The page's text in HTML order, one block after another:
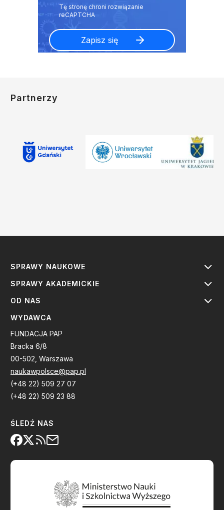
Partnerzy
SPRAWY NAUKOWE
SPRAWY AKADEMICKIE
OD NAS
WYDAWCA
FUNDACJA PAP
Bracka 6/8
00-502, Warszawa
naukawpolsce@pap.pl
(+48 22) 509 27 07
(+48 22) 509 23 88
ŚLEDŹ NAS